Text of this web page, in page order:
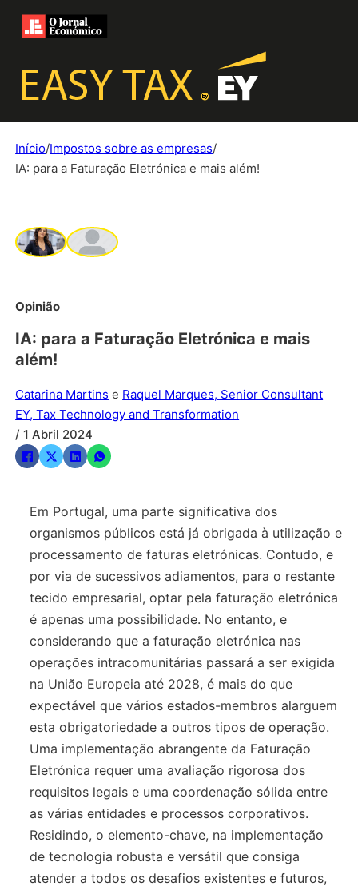
Início/Impostos sobre as empresas/
IA: para a Faturação Eletrónica e mais além!
Opinião
IA: para a Faturação Eletrónica e mais
além!
Catarina Martins e Raquel Marques, Senior Consultant
EY, Tax Technology and Transformation
/ 1 Abril 2024
Em Portugal, uma parte significativa dos
organismos públicos está já obrigada à utilização e
processamento de faturas eletrónicas. Contudo, e
por via de sucessivos adiamentos, para o restante
tecido empresarial, optar pela faturação eletrónica
é apenas uma possibilidade. No entanto, e
considerando que a faturação eletrónica nas
operações intracomunitárias passará a ser exigida
na União Europeia até 2028, é mais do que
expectável que vários estados-membros alarguem
esta obrigatoriedade a outros tipos de operação.
Uma implementação abrangente da Faturação
Eletrónica requer uma avaliação rigorosa dos
requisitos legais e uma coordenação sólida entre
as várias entidades e processos corporativos.
Residindo, o elemento-chave, na implementação
de tecnologia robusta e versátil que consiga
atender a todos os desafios existentes e futuros,